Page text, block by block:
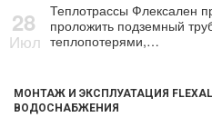
28
Июл
Теплотрассы Флексален
проложить подземный
теплопотерями,…
МОНТАЖ И ЭКСПЛУАТАЦИЯ
ВОДОСНАБЖЕНИЯ